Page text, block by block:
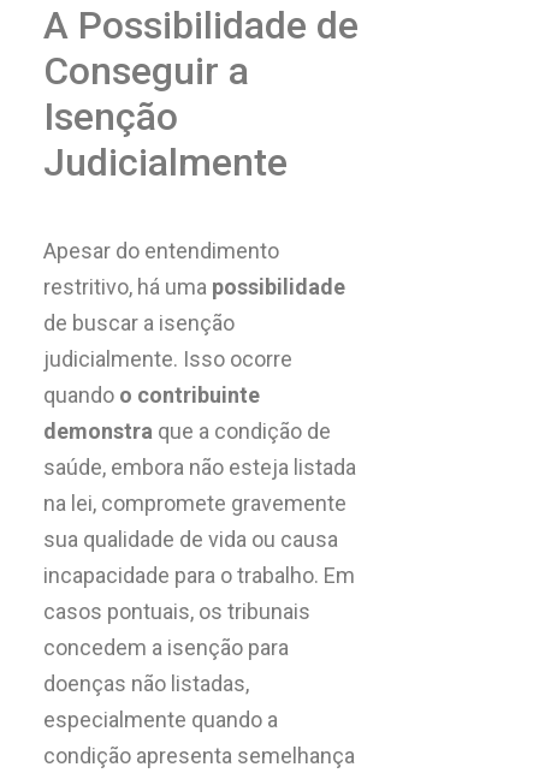
A Possibilidade de
Conseguir a
Isenção
Judicialmente
Apesar do entendimento
restritivo, há uma possibilidade
de buscar a isenção
judicialmente. Isso ocorre
quando o contribuinte
demonstra que a condição de
saúde, embora não esteja listada
na lei, compromete gravemente
sua qualidade de vida ou causa
incapacidade para o trabalho. Em
casos pontuais, os tribunais
concedem a isenção para
doenças não listadas,
especialmente quando a
condição apresenta semelhança